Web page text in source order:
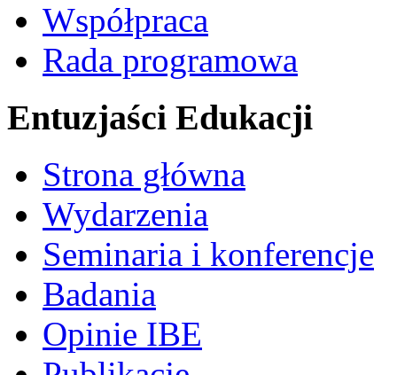
Współpraca
Rada programowa
Entuzjaści Edukacji
Strona główna
Wydarzenia
Seminaria i konferencje
Badania
Opinie IBE